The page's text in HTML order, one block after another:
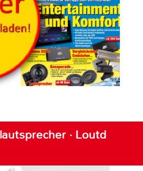
· Loutd